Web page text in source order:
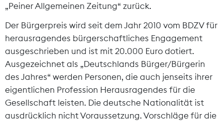
„Peiner Allgemeinen Zeitung“ zurück.
Der Bürgerpreis wird seit dem Jahr 2010 vom BDZV für
herausragendes bürgerschaftliches Engagement
ausgeschrieben und ist mit 20.000 Euro dotiert.
Ausgezeichnet als „Deutschlands Bürger/Bürgerin
des Jahres“ werden Personen, die auch jenseits ihrer
eigentlichen Profession Herausragendes für die
Gesellschaft leisten. Die deutsche Nationalität ist
ausdrücklich nicht Voraussetzung. Vorschläge für die